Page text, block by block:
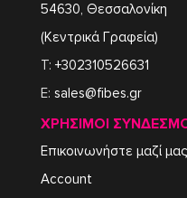
54630, Θεσσαλονίκη
(Κεντρικά Γραφεία)
T: +302310526631
E: sales@fibes.gr
ΧΡΉΣΙΜΟΙ
Επικοινωνήστε μαζί μας
Account